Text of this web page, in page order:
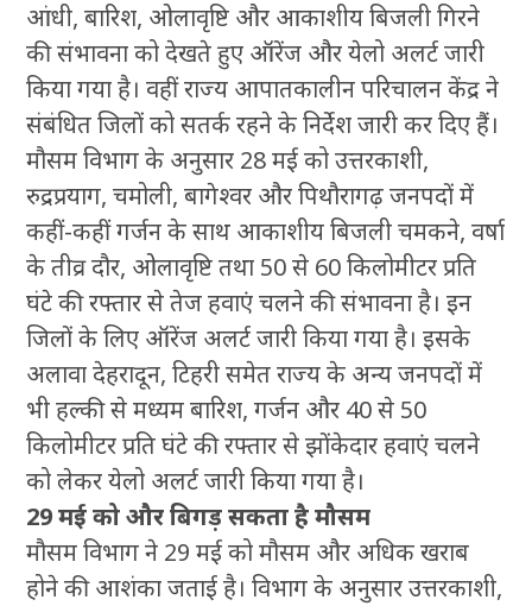
आंधी, बारिश, ओलावृष्टि और आकाशीय बिजली गिरने
की संभावना को देखते हुए ऑरेंज और येलो अलर्ट जारी
किया गया है। वहीं राज्य आपातकालीन परिचालन केंद्र ने
संबंधित जिलों को सतर्क रहने के निर्देश जारी कर दिए हैं।
मौसम विभाग के अनुसार 28 मई को उत्तरकाशी,
रुद्रप्रयाग, चमोली, बागेश्वर और पिथौरागढ़ जनपदों में
कहीं-कहीं गर्जन के साथ आकाशीय बिजली चमकने, वर्षा
के तीव्र दौर, ओलावृष्टि तथा 50 से 60 किलोमीटर प्रति
घंटे की रफ्तार से तेज हवाएं चलने की संभावना है। इन
जिलों के लिए ऑरेंज अलर्ट जारी किया गया है। इसके
अलावा देहरादून, टिहरी समेत राज्य के अन्य जनपदों में
भी हल्की से मध्यम बारिश, गर्जन और 40 से 50
किलोमीटर प्रति घंटे की रफ्तार से झोंकेदार हवाएं चलने
को लेकर येलो अलर्ट जारी किया गया है।
29 मई को और बिगड़ सकता है मौसम
मौसम विभाग ने 29 मई को मौसम और अधिक खराब
होने की आशंका जताई है। विभाग के अनुसार उत्तरकाशी,